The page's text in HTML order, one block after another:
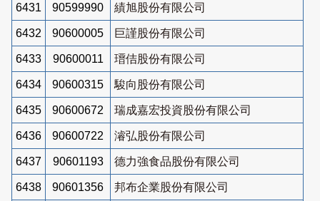
6431 90599990 績旭股份有限公司
6432 90600005 巨謹股份有限公司
6433 90600011 瑨佶股份有限公司
6434 90600315 駿向股份有限公司
6435 90600672 瑞成嘉宏投資股份有限公司
6436 90600722 濬弘股份有限公司
6437 90601193 德力強食品股份有限公司
6438 90601356 邦布企業股份有限公司